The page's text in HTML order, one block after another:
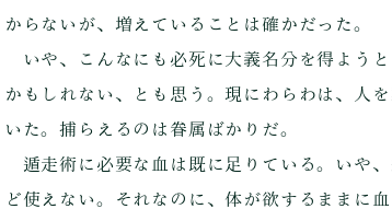
からないが、増えていることは確かだった。
いや、こんなにも必死に大義名分を得よう
かもしれない、とも思う。現にわらわは、人
いた。捕らえるのは眷属ばかりだ。
遁走術に必要な血は既に足りている。いや
ど使えない。それなのに、体が欲するままに血